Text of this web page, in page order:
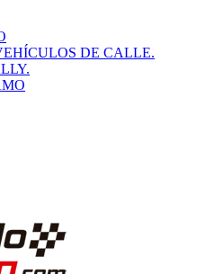
DE CALLE.